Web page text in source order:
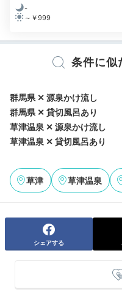
夕食一例
「上州もち豚」
ですよ。2人きりで美食
旅館で、群馬の高級ニジマス
刺身・天ぷらで食べました！
ったです。
-
～￥999
条件に似
群馬県 ✕ 源泉かけ流し
群馬県 ✕ 貸切風呂あり
草津温泉 ✕ 源泉かけ流し
草津温泉 ✕ 貸切風呂あり
草津 草津温泉
シェアする